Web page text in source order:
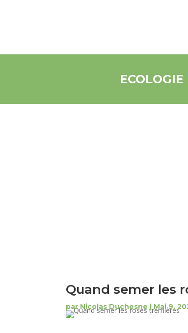
ECOLOGIE
Quand semer les
par Nicolas Duchesne | Mai 9,